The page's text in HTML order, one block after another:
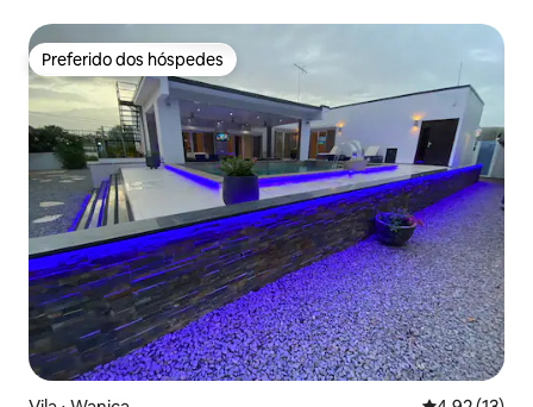
Preferido dos hóspedes
Preferido dos hóspedes